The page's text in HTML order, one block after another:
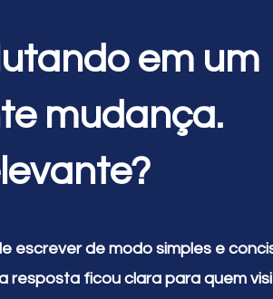
em um
mudança.
escrever de modo simples e
resposta ficou clara para quem